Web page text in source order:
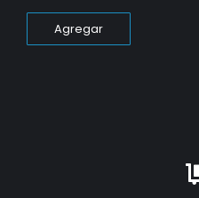
Agregar